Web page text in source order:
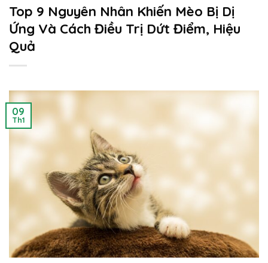
Top 9 Nguyên Nhân Khiến Mèo Bị Dị
Ứng Và Cách Điều Trị Dứt Điểm, Hiệu
Quả
09
Th1